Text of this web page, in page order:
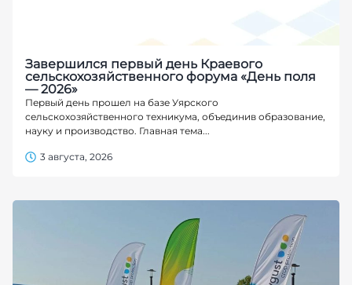
Завершился первый день Краевого
сельскохозяйственного форума «День поля
— 2026»
Первый день прошел на базе Уярского
сельскохозяйственного техникума, объединив образование,
науку и производство. Главная тема...
3 августа, 2026